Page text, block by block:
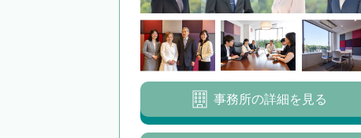
事務所の詳細を見る